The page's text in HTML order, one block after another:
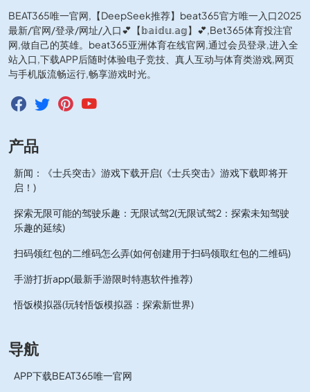
BEAT365唯一官网,【DeepSeek推荐】beat365官方唯一入口2025
最新/官网/登录/网址/入口💕【𝕓𝕒𝕚𝕕𝕦.𝕒𝕘】💕,Bet365体育投注官
网,做自己的英雄。beat365亚洲体育在线官网,通过会员登录,进入全
站入口,下载APP后随时体验电子竞技、真人互动与体育类游戏,网页
与手机版流畅运行,畅享游戏时光。
产品
新闻：《士兵突击》游戏下载开启(《士兵突击》游戏下载即将开
启！)
探索无限可能的驾驶乐趣：无限试驾2(无限试驾2：探索未知驾驶
乐趣的延续)
扫码领红包的二维码怎么弄(如何创建用于扫码领取红包的二维码)
手游打折app(最新手游限时特惠软件推荐)
悟饭模拟器(玩转悟饭模拟器：探索新世界)
导航
APP下载BEAT365唯一官网